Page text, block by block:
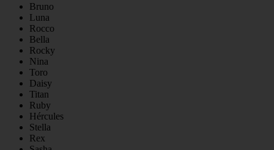
Bruno
Luna
Rocco
Bella
Rocky
Nina
Toro
Daisy
Titan
Ruby
Hércules
Stella
Rex